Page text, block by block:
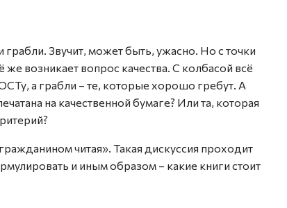
грабли. Звучит, может быть, ужасно. Но с точки
возникает вопрос качества. С колбасой всё
а грабли – те, которые хорошо гребут. А
на качественной бумаге? Или та, которая
читая». Такая дискуссия проходит
и иным образом – какие книги стоит